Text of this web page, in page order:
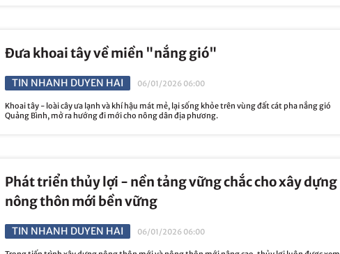
Đưa khoai tây về miền "nắng gió"
TIN NHANH DUYEN HAI 06/01/2026 06:00
Khoai tây - loài cây ưa lạnh và khí hậu mát mẻ, lại sống khỏe trên vùng đất cát pha nắng gió
Quảng Bình, mở ra hướng đi mới cho nông dân địa phương.
Phát triển thủy lợi - nền tảng vững chắc cho xây dựng
nông thôn mới bền vững
TIN NHANH DUYEN HAI 06/01/2026 06:00